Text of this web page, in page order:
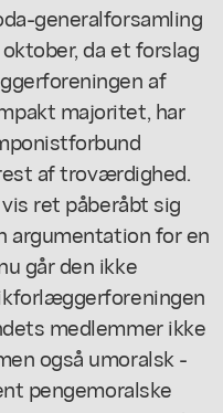
generalforsamling
da et forslag
af
majoritet, har
af troværdighed.
ret påberåbt sig
argumentation for en
går den ikke
medlemmer ikke
også umoralsk -
pengemoralske